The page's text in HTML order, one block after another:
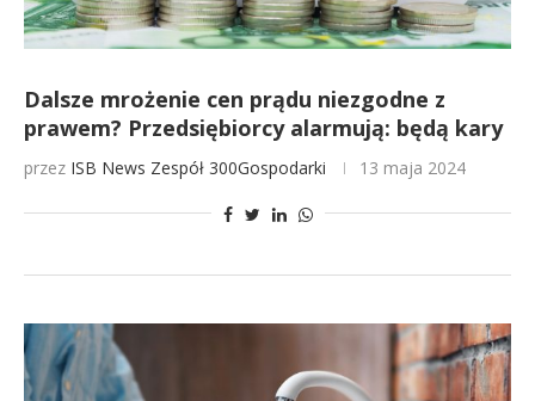
Dalsze mrożenie cen prądu niezgodne z
prawem? Przedsiębiorcy alarmują: będą kary
przez ISB News Zespół 300Gospodarki 13 maja 2024